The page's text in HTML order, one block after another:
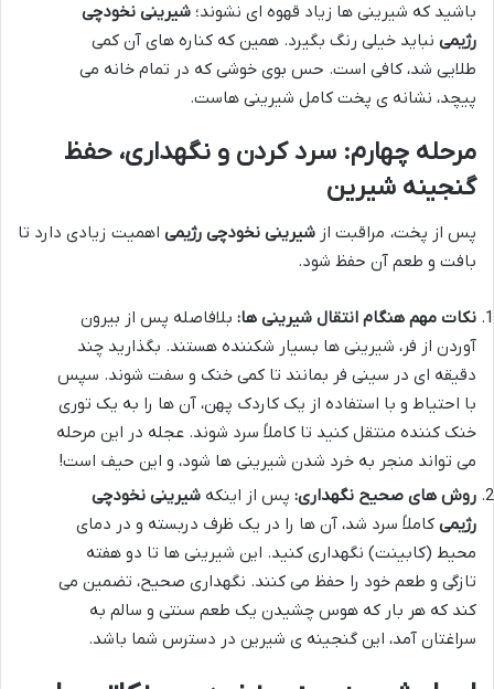
باشید که شیرینی ها زیاد قهوه ای نشوند؛ شیرینی نخودچی
رژیمی نباید خیلی رنگ بگیرد. همین که کناره های آن کمی
طلایی شد، کافی است. حس بوی خوشی که در تمام خانه می
پیچد، نشانه ی پخت کامل شیرینی هاست.
مرحله چهارم: سرد کردن و نگهداری، حفظ
گنجینه شیرین
پس از پخت، مراقبت از شیرینی نخودچی رژیمی اهمیت زیادی دارد تا
بافت و طعم آن حفظ شود.
نکات مهم هنگام انتقال شیرینی ها: بلافاصله پس از بیرون
آوردن از فر، شیرینی ها بسیار شکننده هستند. بگذارید چند
دقیقه ای در سینی فر بمانند تا کمی خنک و سفت شوند. سپس
با احتیاط و با استفاده از یک کاردک پهن، آن ها را به یک توری
خنک کننده منتقل کنید تا کاملاً سرد شوند. عجله در این مرحله
می تواند منجر به خرد شدن شیرینی ها شود، و این حیف است!
روش های صحیح نگهداری: پس از اینکه شیرینی نخودچی
رژیمی کاملاً سرد شد، آن ها را در یک ظرف دربسته و در دمای
محیط (کابینت) نگهداری کنید. این شیرینی ها تا دو هفته
تازگی و طعم خود را حفظ می کنند. نگهداری صحیح، تضمین می
کند که هر بار که هوس چشیدن یک طعم سنتی و سالم به
سراغتان آمد، این گنجینه ی شیرین در دسترس شما باشد.